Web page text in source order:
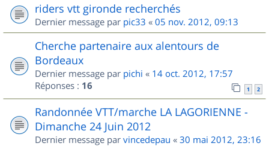
riders vtt gironde recherchés
Dernier message par pic33 « 05 nov. 2012, 09:13
Cherche partenaire aux alentours de
Bordeaux
Dernier message par pichi « 14 oct. 2012, 17:57
Réponses : 16 1 2
Randonnée VTT/marche LA LAGORIENNE -
Dimanche 24 Juin 2012
Dernier message par vincedepau « 30 mai 2012, 23:16